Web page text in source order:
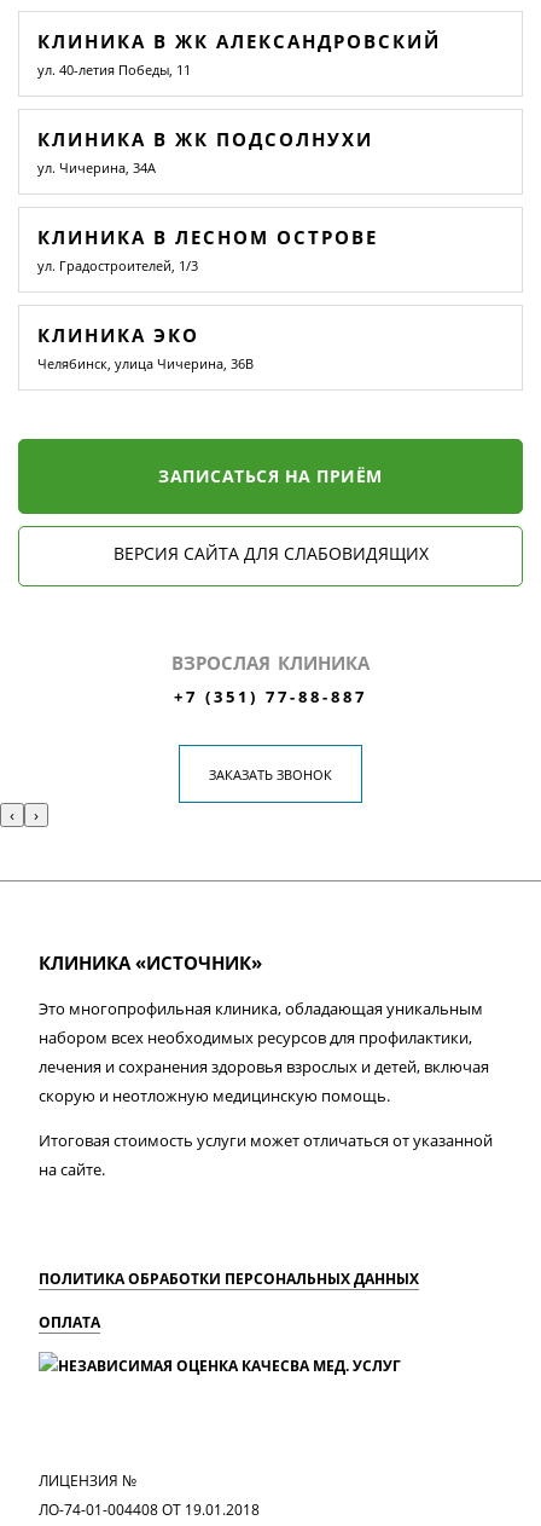
КЛИНИКА В ЖК АЛЕКСАНДРОВСКИЙ
ул. 40-летия Победы, 11
КЛИНИКА В ЖК ПОДСОЛНУХИ
ул. Чичерина, 34А
КЛИНИКА В ЛЕСНОМ ОСТРОВЕ
ул. Градостроителей, 1/3
КЛИНИКА ЭКО
Челябинск, улица Чичерина, 36В
ЗАПИСАТЬСЯ НА ПРИЁМ
ВЕРСИЯ САЙТА ДЛЯ СЛАБОВИДЯЩИХ
ВЗРОСЛАЯ КЛИНИКА
+7 (351) 77-88-887
ЗАКАЗАТЬ ЗВОНОК
‹ ›
КЛИНИКА «ИСТОЧНИК»
Это многопрофильная клиника, обладающая уникальным
набором всех необходимых ресурсов для профилактики,
лечения и сохранения здоровья взрослых и детей, включая
скорую и неотложную медицинскую помощь.
Итоговая стоимость услуги может отличаться от указанной
на сайте.
ПОЛИТИКА ОБРАБОТКИ ПЕРСОНАЛЬНЫХ ДАННЫХ
ОПЛАТА
ЛИЦЕНЗИЯ №
ЛО-74-01-004408 ОТ 19.01.2018